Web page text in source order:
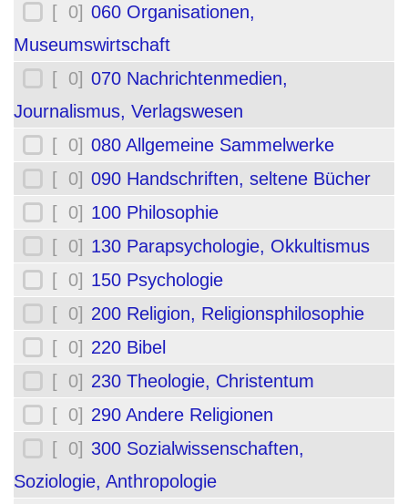
[ 0] 060 Organisationen,
Museumswirtschaft
[ 0] 070 Nachrichtenmedien,
Journalismus, Verlagswesen
[ 0] 080 Allgemeine Sammelwerke
[ 0] 090 Handschriften, seltene Bücher
[ 0] 100 Philosophie
[ 0] 130 Parapsychologie, Okkultismus
[ 0] 150 Psychologie
[ 0] 200 Religion, Religionsphilosophie
[ 0] 220 Bibel
[ 0] 230 Theologie, Christentum
[ 0] 290 Andere Religionen
[ 0] 300 Sozialwissenschaften,
Soziologie, Anthropologie